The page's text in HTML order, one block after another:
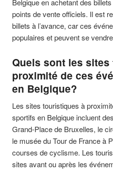
points de vente officiels. Il est
billets à l’avance, car ces
populaires et peuvent se
Quels sont les
proximité de ces
en Belgique?
Les sites touristiques à
sportifs en Belgique incluent
Grand-Place de Bruxelles, le
le musée du Tour de France à
courses de cyclisme. Les
sites avant ou après les